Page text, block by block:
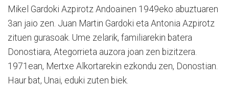
Mikel Gardoki Azpirotz Andoainen 1949eko abuztuaren
3an jaio zen. Juan Martin Gardoki eta Antonia Azpirotz
zituen gurasoak. Ume zelarik, familiarekin batera
Donostiara, Ategorrieta auzora joan zen bizitzera.
1971ean, Mertxe Alkortarekin ezkondu zen, Donostian.
Haur bat, Unai, eduki zuten biek.